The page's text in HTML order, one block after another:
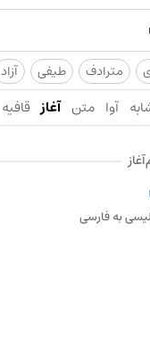
مترادف طیفی آزاد
آوا متن آغاز قافیه
به فارسی